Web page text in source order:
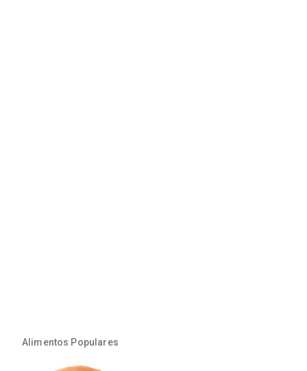
Alimentos Populares